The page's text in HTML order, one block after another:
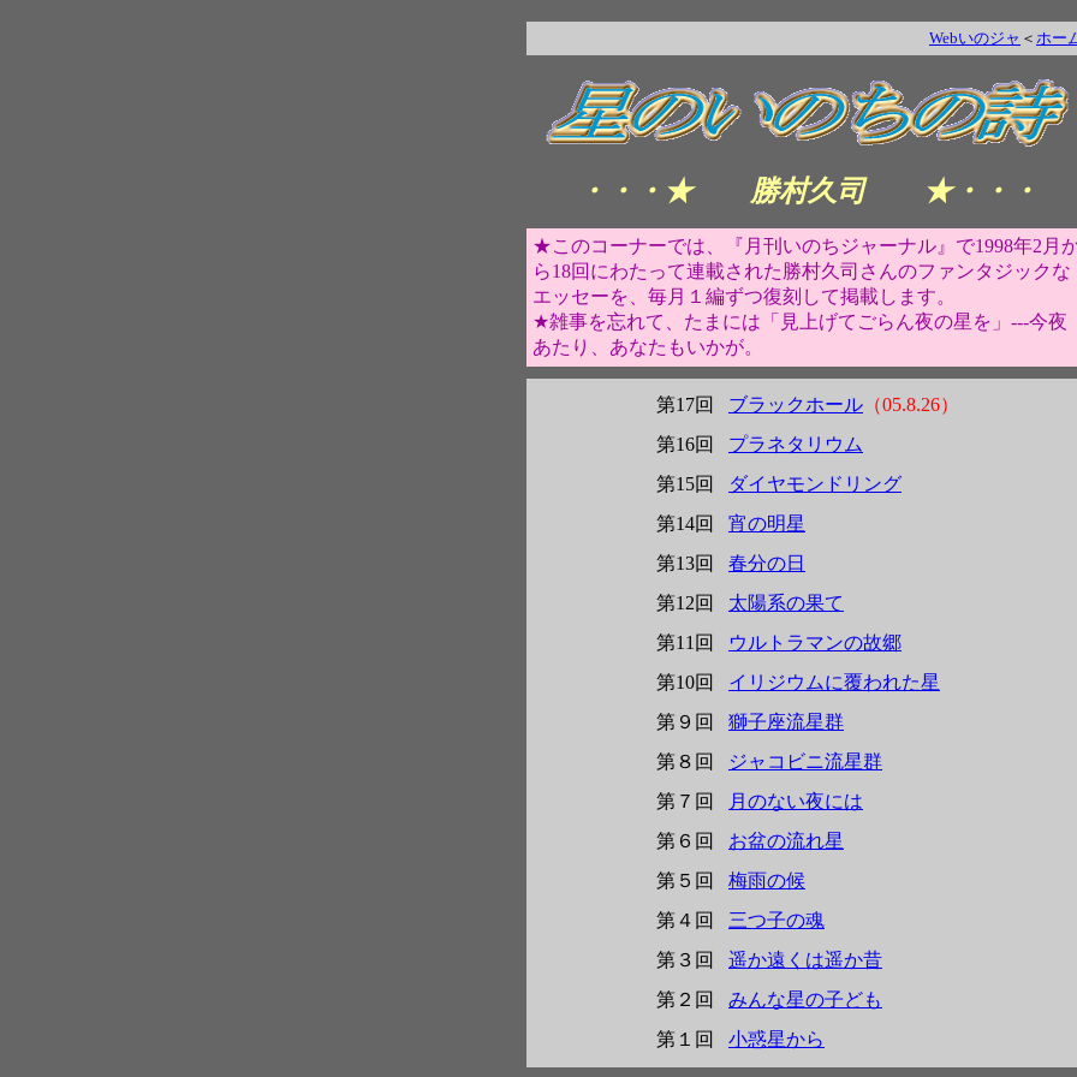
Webいのジャ ＜ ホー
・・・★ 勝村久司 ★・・・
★このコーナーでは、『月刊いのちジャーナル』で1998年2月
ら18回にわたって連載された勝村久司さんのファンタジックな
エッセーを、毎月１編ずつ復刻して掲載します。
★雑事を忘れて、たまには「見上げてごらん夜の星を」---今夜
あたり、あなたもいかが。
第17回 ブラックホール （05.8.26）
第16回
プラネタリウム
第15回
ダイヤモンドリング
第14回
宵の明星
第13回
春分の日
第12回
太陽系の果て
第11回
ウルトラマンの故郷
第10回
イリジウムに覆われた星
第９回
獅子座流星群
第８回
ジャコビニ流星群
第７回
月のない夜には
第６回
お盆の流れ星
第５回
梅雨の候
第４回
三つ子の魂
第３回
遥か遠くは遥か昔
第２回
みんな星の子ども
第１回
小惑星から